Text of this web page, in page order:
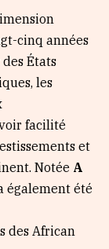
cinq années
des États
les
facilité
et
Notée A
également été
des African